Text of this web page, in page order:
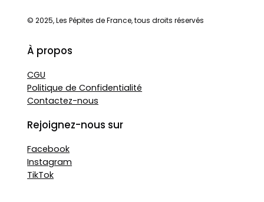
© 2025, Les Pépites de France, tous droits réservés
À propos
CGU
Politique de Confidentialité
Contactez-nous
Rejoignez-nous sur
Facebook
Instagram
TikTok